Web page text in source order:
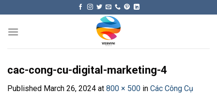
content
cac-cong-cu-digital-marketing-4
Published March 26, 2024 at 800 × 500 in Các Công Cụ